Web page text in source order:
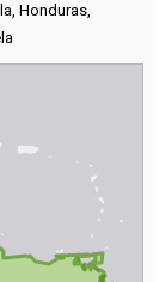
, Honduras,